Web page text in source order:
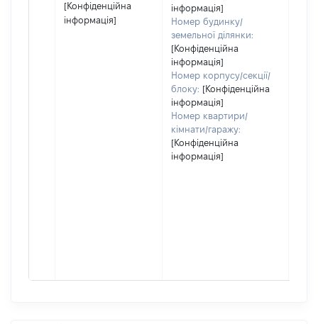
[Конфіденційна
інформація]
інформація]
Номер будинку/
земельної ділянки:
[Конфіденційна
інформація]
Номер корпусу/секції/
блоку: [Конфіденційна
інформація]
Номер квартири/
кімнати/гаражу:
[Конфіденційна
інформація]